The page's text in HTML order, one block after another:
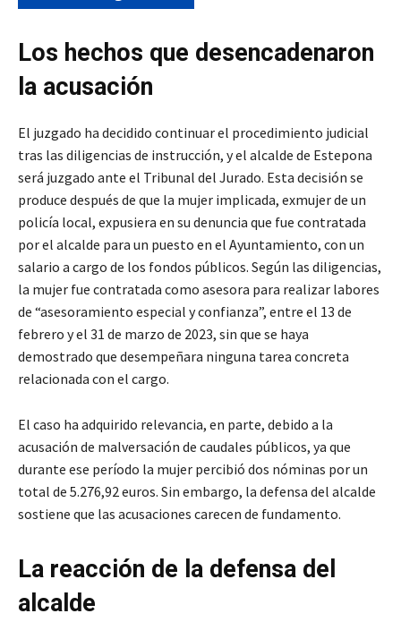
Los hechos que desencadenaron
la acusación
El juzgado ha decidido continuar el procedimiento judicial
tras las diligencias de instrucción, y el alcalde de Estepona
será juzgado ante el Tribunal del Jurado. Esta decisión se
produce después de que la mujer implicada, exmujer de un
policía local, expusiera en su denuncia que fue contratada
por el alcalde para un puesto en el Ayuntamiento, con un
salario a cargo de los fondos públicos. Según las diligencias,
la mujer fue contratada como asesora para realizar labores
de “asesoramiento especial y confianza”, entre el 13 de
febrero y el 31 de marzo de 2023, sin que se haya
demostrado que desempeñara ninguna tarea concreta
relacionada con el cargo.
El caso ha adquirido relevancia, en parte, debido a la
acusación de malversación de caudales públicos, ya que
durante ese período la mujer percibió dos nóminas por un
total de 5.276,92 euros. Sin embargo, la defensa del alcalde
sostiene que las acusaciones carecen de fundamento.
La reacción de la defensa del
alcalde